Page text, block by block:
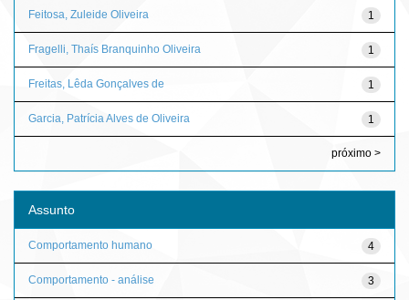
1
Feitosa, Zuleide Oliveira
1
Fragelli, Thaís Branquinho Oliveira
1
Freitas, Lêda Gonçalves de
1
Garcia, Patrícia Alves de Oliveira
próximo >
Assunto
4
Comportamento humano
3
Comportamento - análise